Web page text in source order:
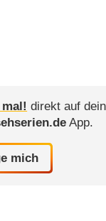
direkt auf dein
App.
mich